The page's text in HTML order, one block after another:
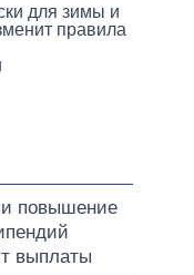
для зимы и
правила
повышение
выплаты